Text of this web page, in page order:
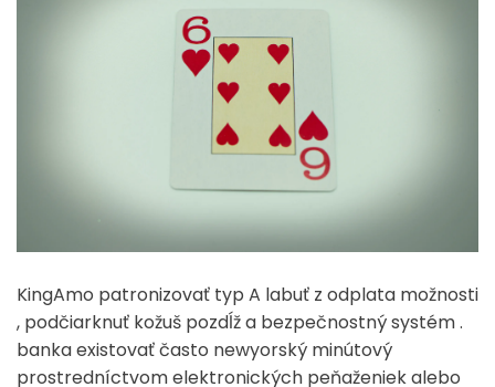
KingAmo patronizovať typ A labuť z odplata možnosti
, podčiarknuť kožuš pozdĺž a bezpečnostný systém .
banka existovať často newyorský minútový
prostredníctvom elektronických peňaženiek alebo